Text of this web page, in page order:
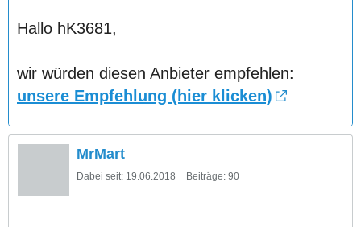
Hallo hK3681,
wir würden diesen Anbieter empfehlen:
unsere Empfehlung (hier klicken)
MrMart
Dabei seit: 19.06.2018 Beiträge: 90